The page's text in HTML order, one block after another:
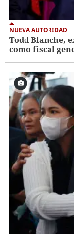
NUEVA AUTORIDAD
Todd Blanche,
como fiscal